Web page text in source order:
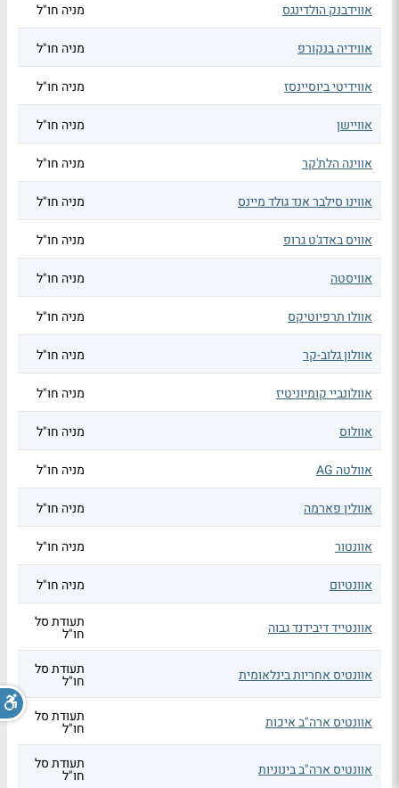
אווידבנק הולדינגס מניה חו"ל
אווידיה בנקורפ מניה חו"ל
אווידיטי ביוסיינסז מניה חו"ל
אוויישן מניה חו"ל
אווינה הלת'קר מניה חו"ל
אווינו סילבר אנד גולד מיינס מניה חו"ל
אוויס באדג'ט גרופ מניה חו"ל
אוויסטה מניה חו"ל
אוולו תרפיוטיקס מניה חו"ל
אוולון גלוב-קר מניה חו"ל
אוולונביי קומיוניטיז מניה חו"ל
אוולוס מניה חו"ל
אוולטה AG מניה חו"ל
אוולין פארמה מניה חו"ל
אוונטור מניה חו"ל
אוונטיום מניה חו"ל
אוונטייד דיבידנד גבוה תעודת סל
חו"ל
אוונטיס אחריות בינלאומית תעודת סל
חו"ל
אוונטיס ארה"ב איכות תעודת סל
חו"ל
אוונטיס ארה"ב בינוניות תעודת סל
חו"ל